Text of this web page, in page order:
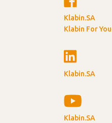
Klabin.SA
Klabin For You
Klabin.SA
Klabin.SA